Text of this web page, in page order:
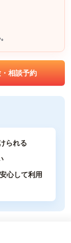
相談予約
られる
心して利用